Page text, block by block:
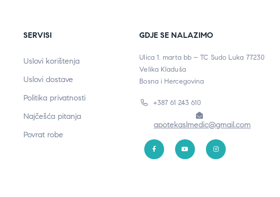
SERVISI
Uslovi korištenja
Uslovi dostave
Politika privatnosti
Najčešća pitanja
Povrat robe
GDJE SE NALAZIMO
Ulica 1. marta bb – TC Sudo Luka 77230
Velika Kladuša
Bosna i Hercegovina
+387 61 243 610
apotekaslmedic@gmail.com